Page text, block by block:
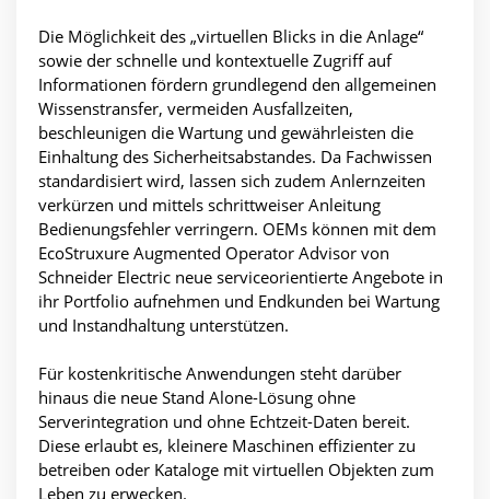
Die Möglichkeit des „virtuellen Blicks in die Anlage“
sowie der schnelle und kontextuelle Zugriff auf
Informationen fördern grundlegend den allgemeinen
Wissenstransfer, vermeiden Ausfallzeiten,
beschleunigen die Wartung und gewährleisten die
Einhaltung des Sicherheitsabstandes. Da Fachwissen
standardisiert wird, lassen sich zudem Anlernzeiten
verkürzen und mittels schrittweiser Anleitung
Bedienungsfehler verringern. OEMs können mit dem
EcoStruxure Augmented Operator Advisor von
Schneider Electric neue serviceorientierte Angebote in
ihr Portfolio aufnehmen und Endkunden bei Wartung
und Instandhaltung unterstützen.
Für kostenkritische Anwendungen steht darüber
hinaus die neue Stand Alone-Lösung ohne
Serverintegration und ohne Echtzeit-Daten bereit.
Diese erlaubt es, kleinere Maschinen effizienter zu
betreiben oder Kataloge mit virtuellen Objekten zum
Leben zu erwecken.